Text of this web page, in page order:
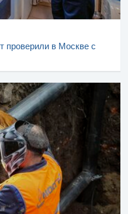
проверили в Москве с